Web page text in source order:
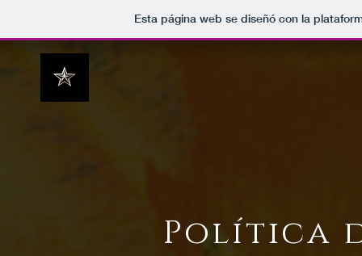
Esta página web se diseñó con la
Política